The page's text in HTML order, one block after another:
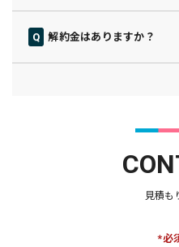
その際は事前にしっかりとご
解約金はありますか？
納得したうえで安心してご利
見積も
*必